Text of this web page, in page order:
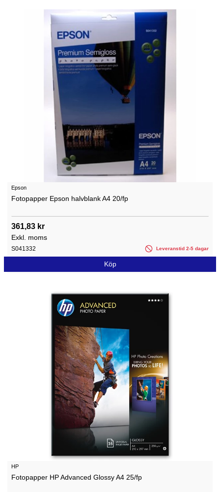
Epson
Fotopapper Epson halvblank A4 20/fp
361,83 kr
Exkl. moms
S041332 Leveranstid 2-5 dagar
Köp
HP
Fotopapper HP Advanced Glossy A4 25/fp